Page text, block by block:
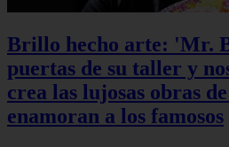
Brillo hecho arte: 'Mr.
puertas de su taller y
crea las lujosas obras
enamoran a los famosos